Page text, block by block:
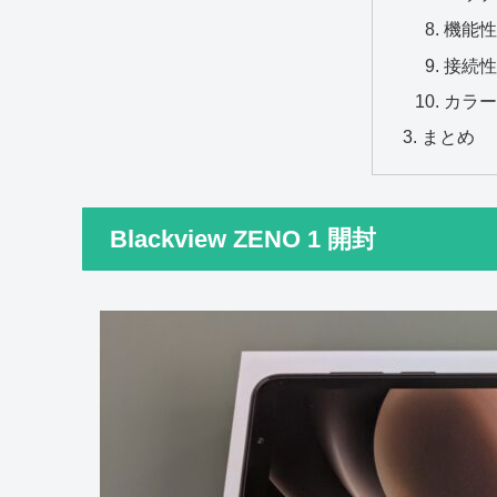
機能性
接続性
カラ
まとめ
Blackview ZENO 1 開封